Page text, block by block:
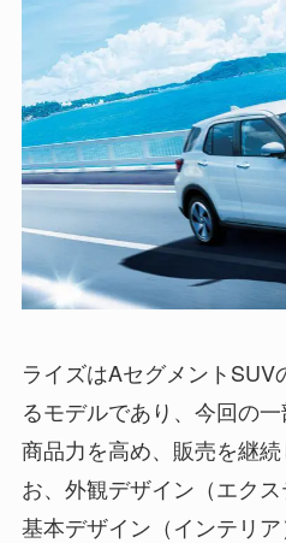
ライズはAセグメント
るモデルであり、今回の
商品力を高め、販売を継
お、外観デザイン（エク
基本デザイン（インテリ